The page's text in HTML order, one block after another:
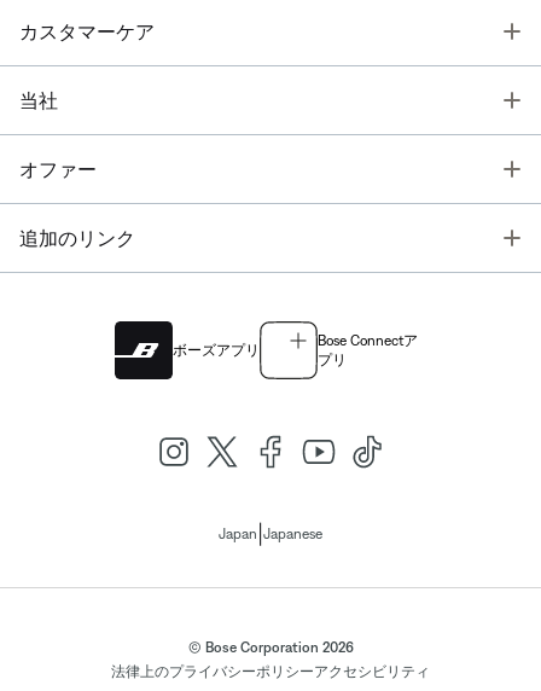
カスタマーケア
当社
オファー
追加のリンク
ボーズアプリ
Bose Connectア
プリ
Japan Japanese
© Bose Corporation 2026
法律上のプライバシーポリシーアクセシビリティ